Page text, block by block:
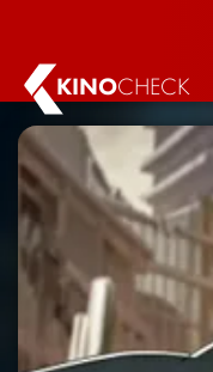
KINOCHECK